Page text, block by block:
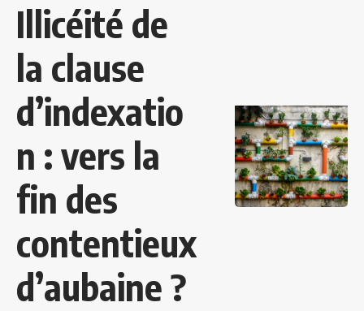
Illicéité de
la clause
d’indexatio
n : vers la
fin des
contentieux
d’aubaine ?